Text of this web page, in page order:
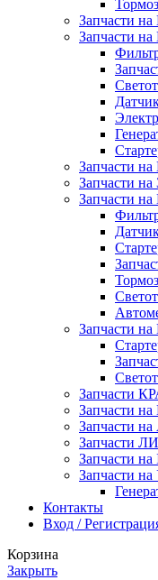
Запчасти
Запчасти
Запчасти
Запчасти
Запчасти на
Запчасти
Запчасти
Запчасти
Запчасти
Запчасти
Запчасти
Запчасти
Контакты
Вход /
Корзина
Закрыть